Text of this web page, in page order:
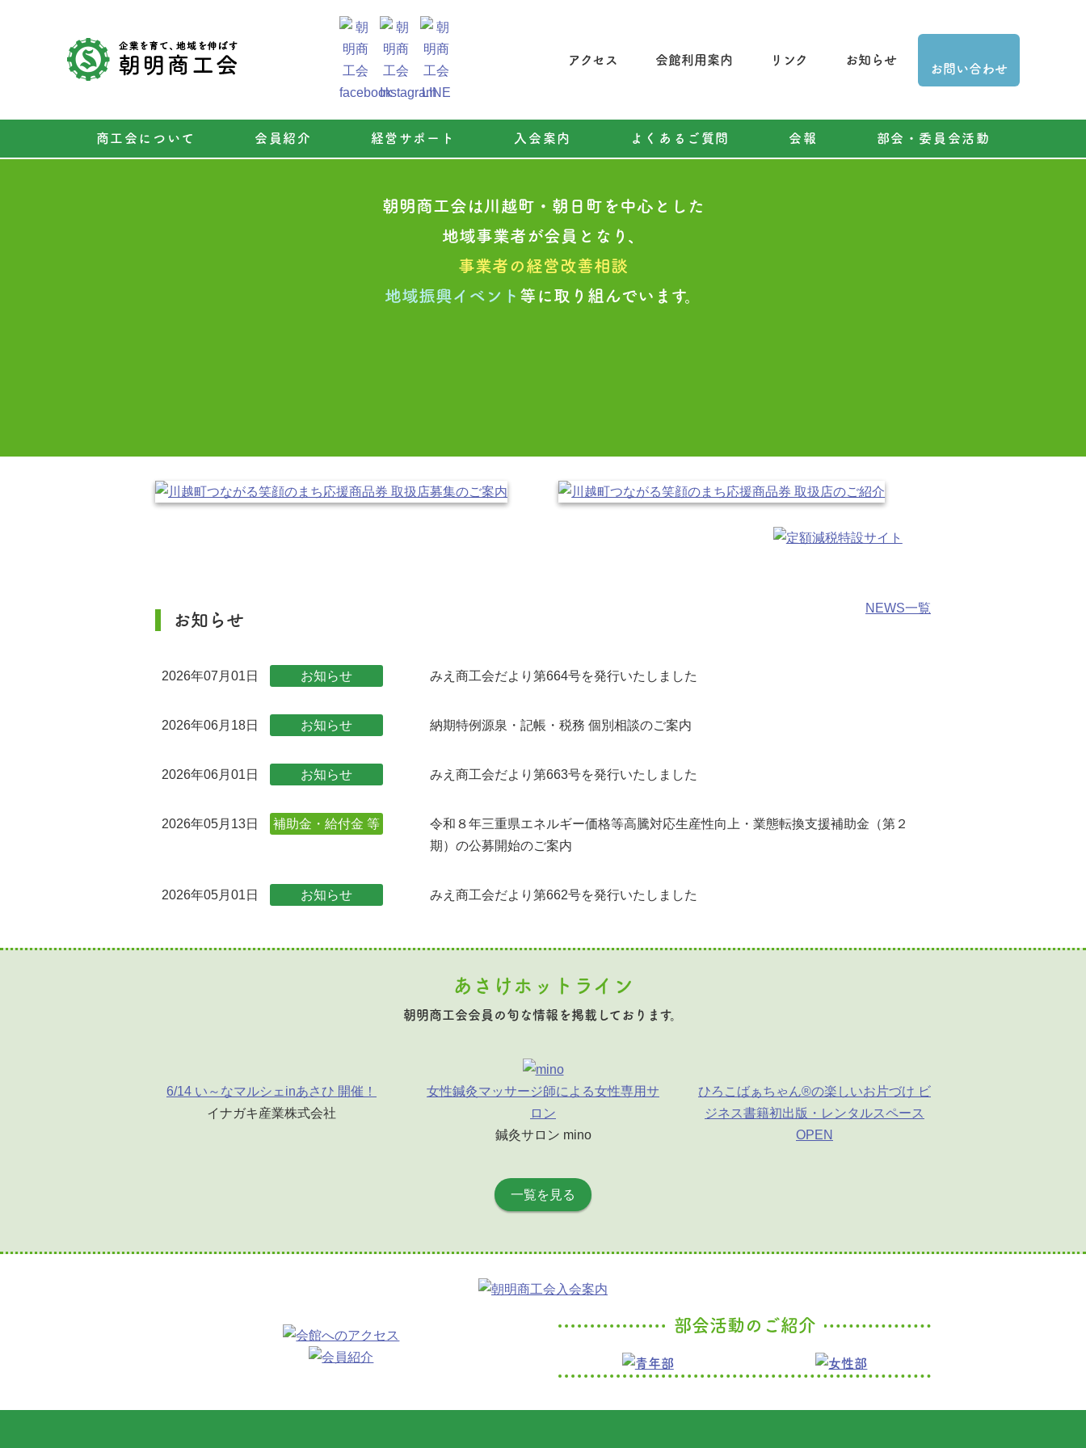
アクセス 会館利用案内 リンク お知らせ
お問い合わせ
商工会について 会員紹介 経営サポート 入会案内 よくあるご質問 会報 部会・委員会活動
朝明商工会は川越町・朝日町を中心とした
地域事業者が会員となり、
事業者の経営改善相談
地域振興イベント 等に取り組んでいます。
お知らせ
NEWS一覧
2026年07月01日 お知らせ みえ商工会だより第664号を発行いたしました
2026年06月18日 お知らせ 納期特例源泉・記帳・税務 個別相談のご案内
2026年06月01日 お知らせ みえ商工会だより第663号を発行いたしました
2026年05月13日 補助金・給付金 等
令和８年三重県エネルギー価格等高騰対応生産性向上・業態転換支援補助金（第２
期）の公募開始のご案内
2026年05月01日 お知らせ みえ商工会だより第662号を発行いたしました
あさけホットライン
朝明商工会会員の旬な情報を掲載しております。
6/14 い～なマルシェinあさひ 開催！
イナガキ産業株式会社
女性鍼灸マッサージ師による女性専用サ
ロン
鍼灸サロン mino
ひろこばぁちゃん®の楽しいお片づけ ビ
ジネス書籍初出版・レンタルスペース
OPEN
一覧を見る
部会活動のご紹介